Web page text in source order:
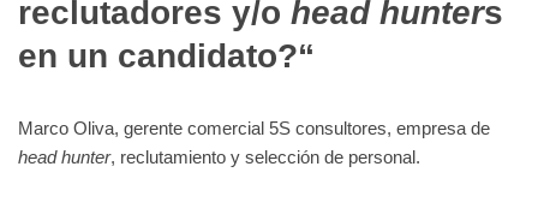
reclutadores y/o head hunters
en un candidato?“
Marco Oliva, gerente comercial 5S consultores, empresa de
head hunter, reclutamiento y selección de personal.